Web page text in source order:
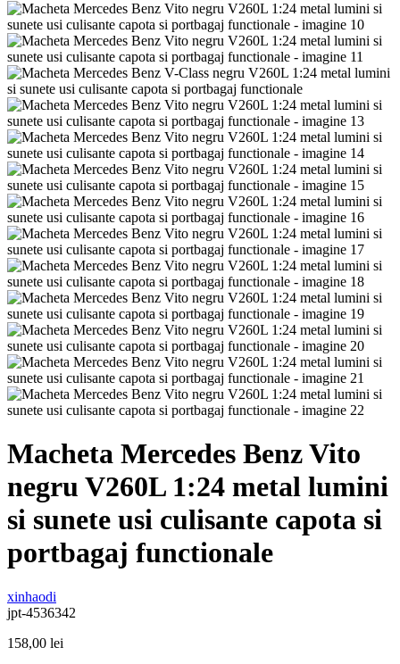
Macheta Mercedes Benz Vito
negru V260L 1:24 metal lumini
si sunete usi culisante capota si
portbagaj functionale
xinhaodi
jpt-4536342
158,00 lei